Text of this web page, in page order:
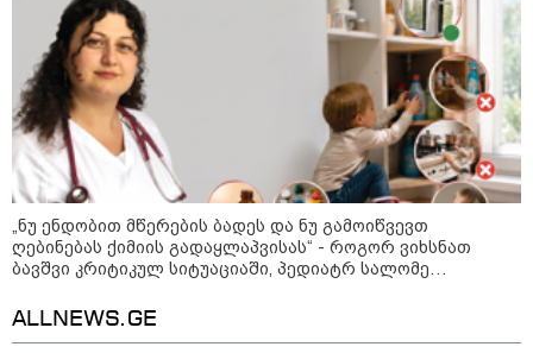
"ბულგარეთის საჰაერო
სივრცეში დრონი აფეთქდა" -
ბულგარეთის პრემიერ-მინისტრი
კატეგორიის ყველა სიახლე
„ნუ ენდობით მწერების ბადეს და ნუ გამოიწვევთ
ღებინებას ქიმიის გადაყლაპვისას“ - როგორ ვიხსნათ
ბავშვი კრიტიკულ სიტუაციაში, პედიატრ სალომე
ALLNEWS.GE